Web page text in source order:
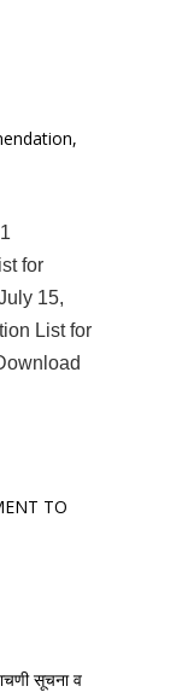
for
15,
List for
TO
सूचना व